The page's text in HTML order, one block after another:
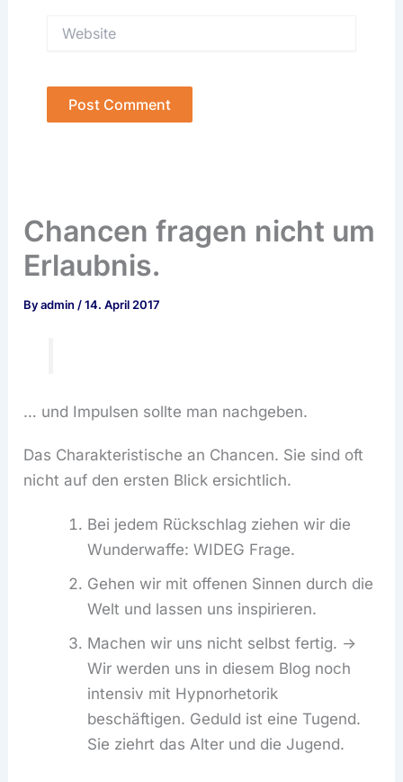
Chancen fragen nicht um
Erlaubnis.
Byadmin /14. April 2017
… und Impulsen sollte man nachgeben.
Das Charakteristische an Chancen. Sie sind oft
nicht auf den ersten Blick ersichtlich.
Bei jedem Rückschlag ziehen wir die
Wunderwaffe: WIDEG Frage.
Gehen wir mit offenen Sinnen durch die
Welt und lassen uns inspirieren.
Machen wir uns nicht selbst fertig. ->
Wir werden uns in diesem Blog noch
intensiv mit Hypnorhetorik
beschäftigen. Geduld ist eine Tugend.
Sie ziehrt das Alter und die Jugend.